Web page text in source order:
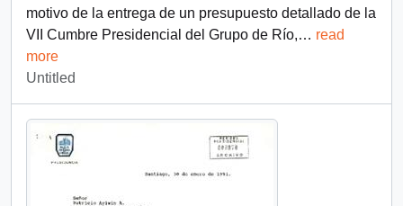
motivo de la entrega de un presupuesto detallado de la
VII Cumbre Presidencial del Grupo de Río,… read
more
Untitled